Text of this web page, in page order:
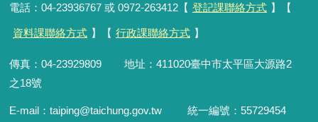
電話：04-23936767 或 0972-263412【 登記課聯絡方式 】【
資料課聯絡方式 】【 行政課聯絡方式 】
傳真：04-23929809 地址：411020臺中市太平區大源路2
之18號
E-mail：taiping@taichung.gov.tw 統一編號：55729454